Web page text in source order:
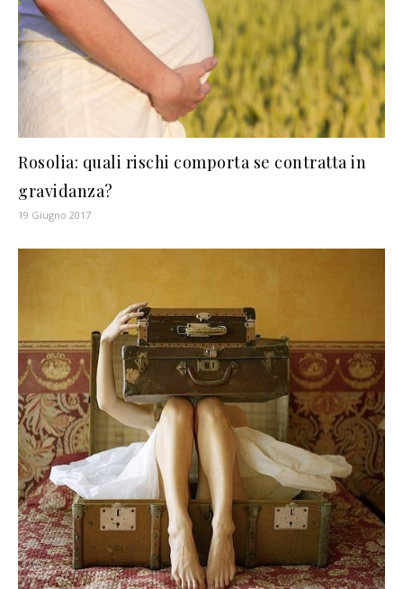
Rosolia: quali rischi comporta se contratta in
gravidanza?
19 Giugno 2017